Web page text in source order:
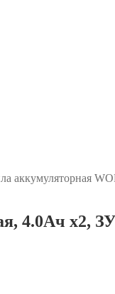
аккумуляторная
4.0Ач х2,